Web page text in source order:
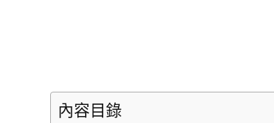
內容目錄